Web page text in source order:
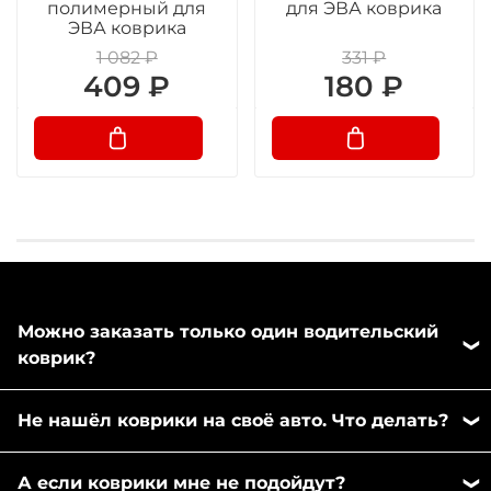
полимерный для
ЭВА коврика
1 082 ₽
409 ₽
для ЭВА коврика
331 ₽
180 ₽
Можно заказать только один водительский
коврик?
комплекта. Напишите пожалуйста в любой
удобный вам мессенджер: MAX или Телеграм,
менеджер оформит заказ.
Не нашёл коврики на своё авто. Что делать?
А если коврики мне не подойдут?